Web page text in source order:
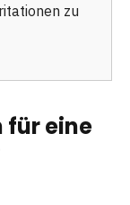
zu
für eine